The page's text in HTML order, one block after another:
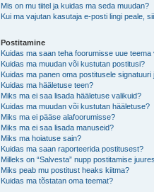
Mis on mu tiitel ja kuidas ma seda muudan?
Kui ma vajutan kasutaja e-posti lingi peale,
Postitamine
Kuidas ma saan teha foorumisse uue
Kuidas ma muudan või kustutan postitusi?
Kuidas ma panen oma postitusele signatuuri
Kuidas ma hääletuse teen?
Miks ma ei saa lisada hääletuse valikuid?
Kuidas ma muudan või kustutan hääletuse?
Miks ma ei pääse alafoorumisse?
Miks ma ei saa lisada manuseid?
Miks ma hoiatuse sain?
Kuidas ma saan raporteerida postitusest?
Milleks on “Salvesta” nupp postitamise
Miks peab mu postitust heaks kiitma?
Kuidas ma tõstatan oma teemat?